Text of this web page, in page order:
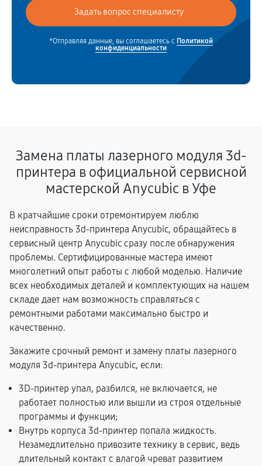
*Отправляя данные, вы соглашаетесь с Политикой
конфиденциальности
Замена платы лазерного модуля 3d-
принтера в официальной сервисной
мастерской Anycubic в Уфе
В кратчайшие сроки отремонтируем люблю
неисправность 3d-принтера Anycubic, обращайтесь в
сервисный центр Anycubic сразу после обнаружения
проблемы. Сертифицированные мастера имеют
многолетний опыт работы с любой моделью. Наличие
всех необходимых деталей и комплектующих на нашем
складе дает нам возможность справляться с
ремонтными работами максимально быстро и
качественно.
Закажите срочный ремонт и замену платы лазерного
модуля 3d-принтера Anycubic, если:
3D-принтер упал, разбился, не включается, не
работает полностью или вышли из строя отдельные
программы и функции;
Внутрь корпуса 3d-принтер попала жидкость.
Незамедлительно привозите технику в сервис, ведь
длительный контакт с влагой чреват развитием